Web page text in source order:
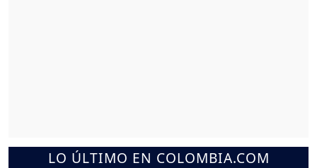
LO ÚLTIMO EN COLOMBIA.COM